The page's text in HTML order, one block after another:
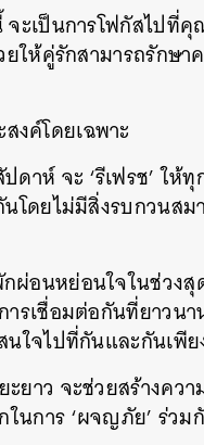
จะเป็นการโฟกัสไปที่
ให้คู่รักสามารถรักษ
งค์โดยเฉพาะ
ดาห์ จะ ‘รีเฟรช’ ใ
ดยไม่มีสิ่งรบกวนสม
ผ่อนหย่อนใจในช่วงสุ
รเชื่อมต่อกันที่ยาวน
ใจไปที่กันและกันเพีย
ยาว จะช่วยสร้างค
ในการ ‘ผจญภัย’ ร่วม
TWEET LINE